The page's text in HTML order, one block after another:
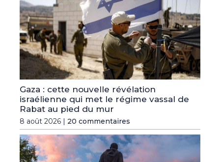
Gaza : cette nouvelle révélation
israélienne qui met le régime vassal de
Rabat au pied du mur
8 août 2026 | 20 commentaires